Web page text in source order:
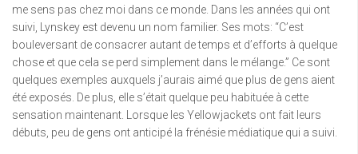
me sens pas chez moi dans ce monde. Dans les années qui ont
suivi, Lynskey est devenu un nom familier. Ses mots: “C’est
bouleversant de consacrer autant de temps et d’efforts à quelque
chose et que cela se perd simplement dans le mélange.” Ce sont
quelques exemples auxquels j’aurais aimé que plus de gens aient
été exposés. De plus, elle s’était quelque peu habituée à cette
sensation maintenant. Lorsque les Yellowjackets ont fait leurs
débuts, peu de gens ont anticipé la frénésie médiatique qui a suivi.